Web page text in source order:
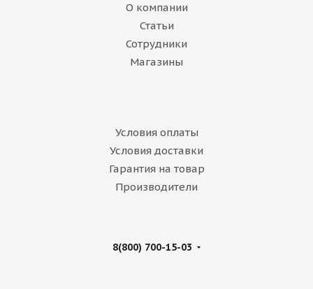
О компании
Статьи
Сотрудники
Магазины
Условия оплаты
Условия доставки
Гарантия на товар
Производители
8(800) 700-15-03